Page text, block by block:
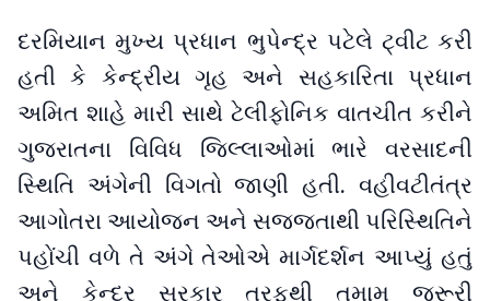
દરમિયાન મુખ્ય પ્રધાન ભુપેન્દ્ર પટેલે ટ્વીટ કરી
હતી કે કેન્દ્રીય ગૃહ અને સહકારિતા પ્રધાન
અમિત શાહે મારી સાથે ટેલીફોનિક વાતચીત કરીને
ગુજરાતના વિવિધ જિલ્લાઓમાં ભારે વરસાદની
સ્થિતિ અંગેની વિગતો જાણી હતી. વહીવટીતંત્ર
આગોતરા આયોજન અને સજ્જતાથી પરિસ્થિતિને
પહોંચી વળે તે અંગે તેઓએ માર્ગદર્શન આપ્યું હતું
અને કેન્દ્ર સરકાર તરફથી તમામ જરૂરી